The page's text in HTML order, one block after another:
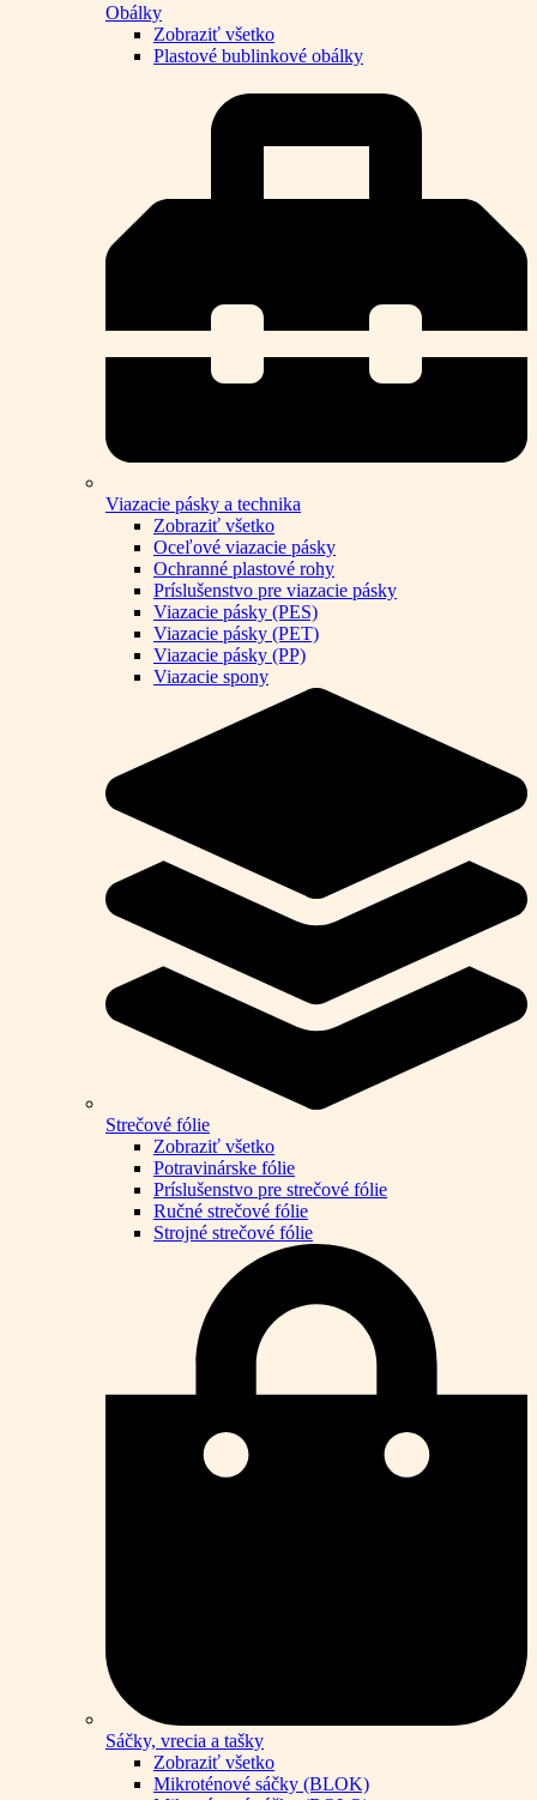
Obálky
Zobraziť všetko
Plastové bublinkové obálky
Viazacie pásky a technika
Zobraziť všetko
Oceľové viazacie pásky
Ochranné plastové rohy
Príslušenstvo pre viazacie pásky
Viazacie pásky (PES)
Viazacie pásky (PET)
Viazacie pásky (PP)
Viazacie spony
Strečové fólie
Zobraziť všetko
Potravinárske fólie
Príslušenstvo pre strečové fólie
Ručné strečové fólie
Strojné strečové fólie
Sáčky, vrecia a tašky
Zobraziť všetko
Mikroténové sáčky (BLOK)